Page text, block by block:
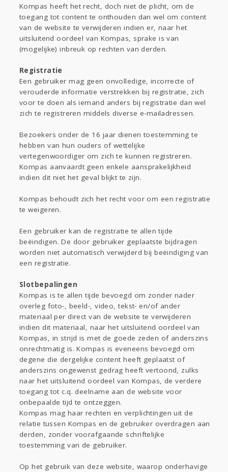
Kompas heeft het recht, doch niet de plicht, om de
toegang tot content te onthouden dan wel om content
van de website te verwijderen indien er, naar het
uitsluitend oordeel van Kompas, sprake is van
(mogelijke) inbreuk op rechten van derden.
Registratie
Een gebruiker mag geen onvolledige, incorrecte of
verouderde informatie verstrekken bij registratie, zich
voor te doen als iemand anders bij registratie dan wel
zich te registreren middels diverse e-mailadressen.
Bezoekers onder de 16 jaar dienen toestemming te
hebben van hun ouders of wettelijke
vertegenwoordiger om zich te kunnen registreren.
Kompas aanvaardt geen enkele aansprakelijkheid
indien dit niet het geval blijkt te zijn.
Kompas behoudt zich het recht voor om een registratie
te weigeren.
Een gebruiker kan de registratie te allen tijde
beëindigen. De door gebruiker geplaatste bijdragen
worden niet automatisch verwijderd bij beëindiging van
een registratie.
Slotbepalingen
Kompas is te allen tijde bevoegd om zonder nader
overleg foto-, beeld-, video, tekst- en/of ander
materiaal per direct van de website te verwijderen
indien dit materiaal, naar het uitsluitend oordeel van
Kompas, in strijd is met de goede zeden of anderszins
onrechtmatig is. Kompas is eveneens bevoegd om
degene die dergelijke content heeft geplaatst of
anderszins ongewenst gedrag heeft vertoond, zulks
naar het uitsluitend oordeel van Kompas, de verdere
toegang tot c.q. deelname aan de website voor
onbepaalde tijd te ontzeggen.
Kompas mag haar rechten en verplichtingen uit de
relatie tussen Kompas en de gebruiker overdragen aan
derden, zonder voorafgaande schriftelijke
toestemming van de gebruiker.
Op het gebruik van deze website, waarop onderhavige